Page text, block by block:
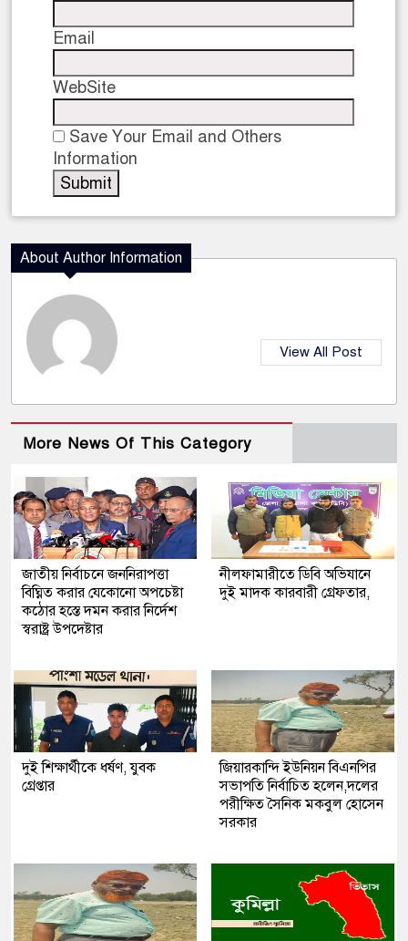
Email
WebSite
Save Your Email and Others
Information
About Author Information
View All Post
More News Of This Category
জাতীয় নির্বাচনে জননিরাপত্তা
বিঘ্নিত করার যেকোনো অপচেষ্টা
কঠোর হস্তে দমন করার নির্দেশ
স্বরাষ্ট্র উপদেষ্টার
নীলফামারীতে ডিবি অভিযানে
দুই মাদক কারবারী গ্রেফতার,
দুই শিক্ষার্থীকে ধর্ষণ, যুবক
গ্রেপ্তার
জিয়ারকান্দি ইউনিয়ন বিএনপির
সভাপতি নির্বাচিত হলেন,দলের
পরীক্ষিত সৈনিক মকবুল হোসেন
সরকার